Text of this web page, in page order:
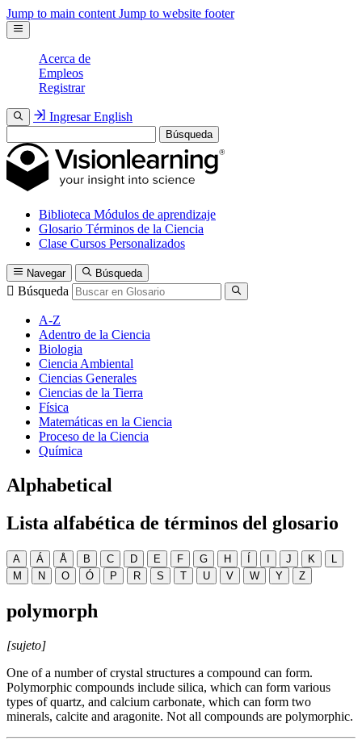
Jump to main content Jump to website footer
Acerca de
Empleos
Registrar
Ingresar English
Búsqueda
Biblioteca Módulos de aprendizaje
Glosario Términos de la Ciencia
Clase Cursos Personalizados
Navegar Búsqueda
Búsqueda
A-Z
Adentro de la Ciencia
Biologia
Ciencia Ambiental
Ciencias Generales
Ciencias de la Tierra
Física
Matemáticas en la Ciencia
Proceso de la Ciencia
Química
Alphabetical
Lista alfabética de términos del glosario
A Á Å B C D E F G H Í I J K
L
M
N O Ó P R S T U V W Y Z
polymorph
[sujeto]
One of a number of crystal structures a compound can form.
Polymorphic compounds include silica, which can form various
types of quartz, and calcium carbonate, which can form two
minerals, calcite and aragonite. Not all compounds are polymorphic.